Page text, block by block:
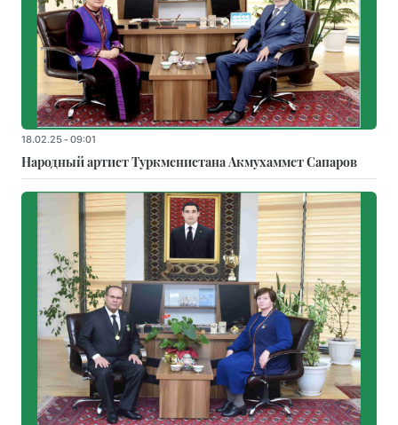
18.02.25 - 09:01
Народный артист Туркменистана Акмухаммет Сапаров